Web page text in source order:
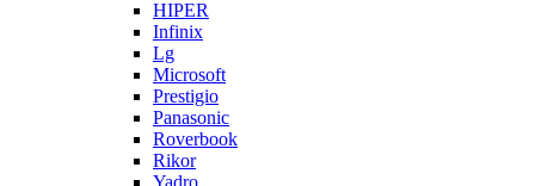
HIPER
Infinix
Lg
Microsoft
Prestigio
Panasonic
Roverbook
Rikor
Yadro